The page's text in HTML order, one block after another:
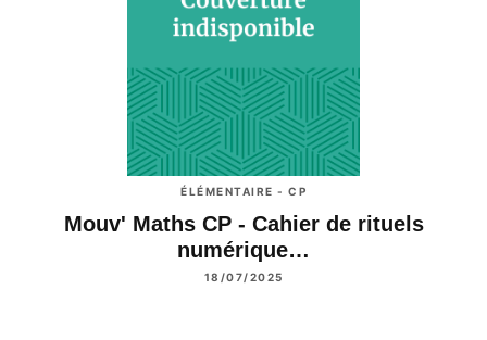
ÉLÉMENTAIRE - CP
Mouv' Maths CP - Cahier de rituels
numérique…
18/07/2025